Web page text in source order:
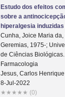
Estudo dos efeitos
sobre a
hiperalgesia
Cunha, Joice Maria
Geremias, 1975-;
de Ciências
Farmacologia
Jesus, Carlos
8-Jul-2022
★ ★ ★ ★ ★ (0)